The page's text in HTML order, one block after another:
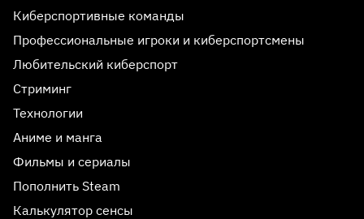
Киберспортивные команды
Профессиональные игроки и киберспортсмены
Любительский киберспорт
Стриминг
Технологии
Аниме и манга
Фильмы и сериалы
Пополнить Steam
Калькулятор сенсы